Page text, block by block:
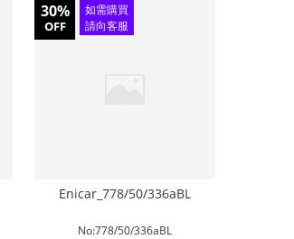
30%
OFF
如需購買
請向客服
Enicar_778/50/336aBL
No:778/50/336aBL